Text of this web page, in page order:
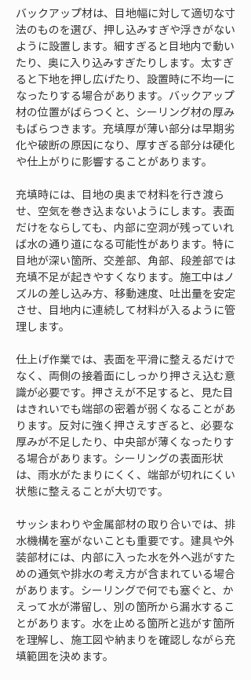
バックアップ材は、目地幅に対して適切な寸
法のものを選び、押し込みすぎや浮きがない
ように設置します。細すぎると目地内で動い
たり、奥に入り込みすぎたりします。太すぎ
ると下地を押し広げたり、設置時に不均一に
なったりする場合があります。バックアップ
材の位置がばらつくと、シーリング材の厚み
もばらつきます。充填厚が薄い部分は早期劣
化や破断の原因になり、厚すぎる部分は硬化
や仕上がりに影響することがあります。
充填時には、目地の奥まで材料を行き渡ら
せ、空気を巻き込まないようにします。表面
だけをならしても、内部に空洞が残っていれ
ば水の通り道になる可能性があります。特に
目地が深い箇所、交差部、角部、段差部では
充填不足が起きやすくなります。施工中はノ
ズルの差し込み方、移動速度、吐出量を安定
させ、目地内に連続して材料が入るように管
理します。
仕上げ作業では、表面を平滑に整えるだけで
なく、両側の接着面にしっかり押さえ込む意
識が必要です。押さえが不足すると、見た目
はきれいでも端部の密着が弱くなることがあ
ります。反対に強く押さえすぎると、必要な
厚みが不足したり、中央部が薄くなったりす
る場合があります。シーリングの表面形状
は、雨水がたまりにくく、端部が切れにくい
状態に整えることが大切です。
サッシまわりや金属部材の取り合いでは、排
水機構を塞がないことも重要です。建具や外
装部材には、内部に入った水を外へ逃がすた
めの通気や排水の考え方が含まれている場合
があります。シーリングで何でも塞ぐと、か
えって水が滞留し、別の箇所から漏水するこ
とがあります。水を止める箇所と逃がす箇所
を理解し、施工図や納まりを確認しながら充
填範囲を決めます。